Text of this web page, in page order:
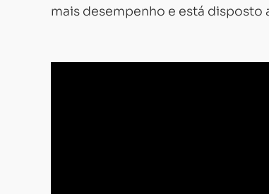
mais desempenho e está disposto